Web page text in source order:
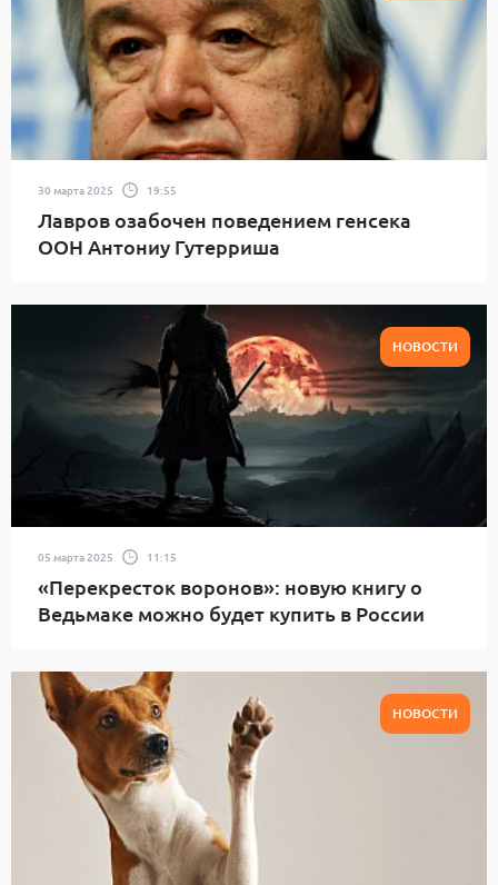
30 марта 2025 19:55
Лавров озабочен поведением генсека
ООН Антониу Гутерриша
НОВОСТИ
05 марта 2025 11:15
«Перекресток воронов»: новую книгу о
Ведьмаке можно будет купить в России
НОВОСТИ